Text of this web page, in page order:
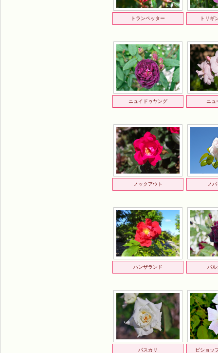
トランペッター トリギ
ニュイドゥヤング ニュ
ノックアウト ノ
ハンザランド バ
パスカリ ビショッ